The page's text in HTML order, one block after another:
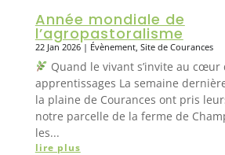
Année mondiale de
l’agropastoralisme
22 Jan 2026| Évènement, Site de Courances
Quand le vivant s’invite au cœur
apprentissages La semaine
la plaine de Courances ont pris
notre parcelle de la ferme de
les...
lire plus